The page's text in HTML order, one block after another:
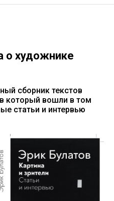
о художнике
сборник текстов
который вошли в том
статьи и интервью